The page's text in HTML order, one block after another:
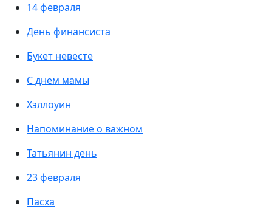
14 февраля
День финансиста
Букет невесте
С днем мамы
Хэллоуин
Напоминание о важном
Татьянин день
23 февраля
Пасха